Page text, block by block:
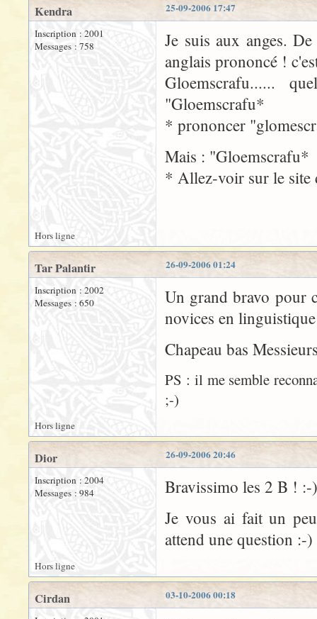
25-09-2006 17:47
Kendra
Inscription : 2001
Messages : 758
Je suis aux anges.
anglais prononcé !
Gloemscrafu......
"Gloemscrafu*
* prononcer
Mais : "Gloemscrafu*
* Allez-voir sur le site
Hors ligne
26-09-2006 01:24
Tar Palantir
Inscription : 2002
Messages : 650
Un grand bravo pour
novices en
Chapeau bas
PS : il me semble
;-)
Hors ligne
26-09-2006 20:46
Dior
Inscription : 2004
Messages : 984
Bravissimo les 2 B ! :-)
Je vous ai fait un
attend une question :-)
Hors ligne
03-10-2006 00:18
Cirdan